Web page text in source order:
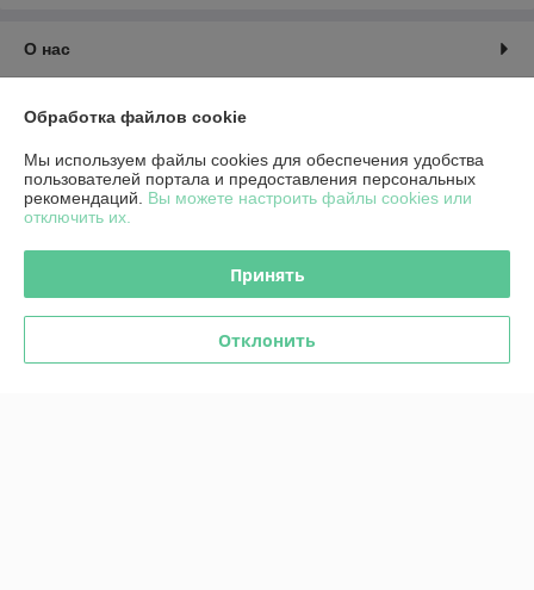
О нас
Доставка и оплата
График работы
Обработка файлов cookie
Мы используем файлы cookies для обеспечения удобства
пользователей портала и предоставления персональных
рекомендаций. Вы можете настроить файлы cookies или
отключить их.
Принять
Отклонить